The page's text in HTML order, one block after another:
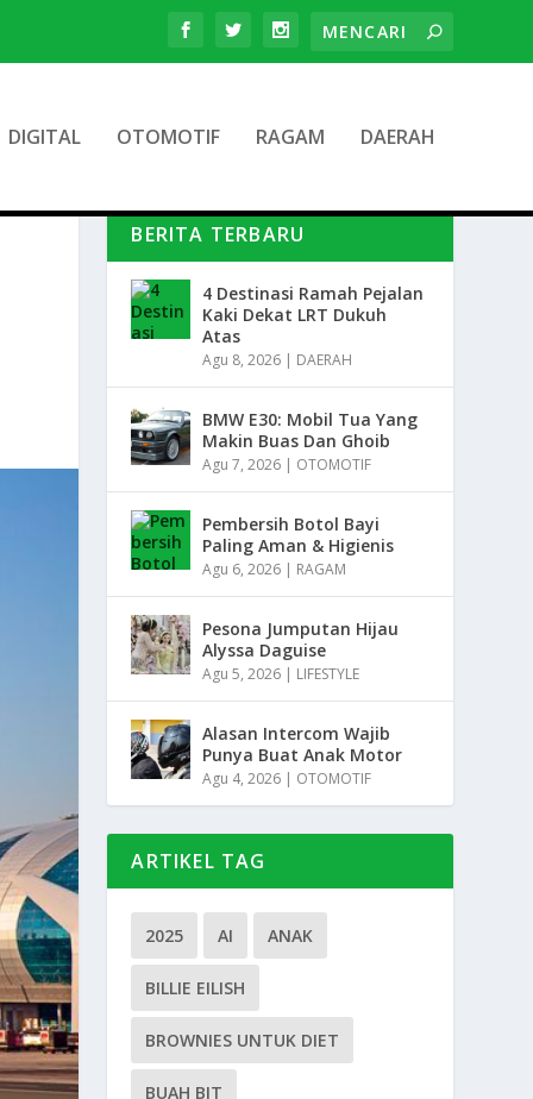
DIGITAL OTOMOTIF RAGAM DAERAH
BERITA TERBARU
4 Destinasi Ramah Pejalan
Kaki Dekat LRT Dukuh
Atas
Agu 8, 2026 | DAERAH
BMW E30: Mobil Tua Yang
Makin Buas Dan Ghoib
Agu 7, 2026 | OTOMOTIF
Pembersih Botol Bayi
Paling Aman & Higienis
Agu 6, 2026 | RAGAM
Pesona Jumputan Hijau
Alyssa Daguise
Agu 5, 2026 | LIFESTYLE
Alasan Intercom Wajib
Punya Buat Anak Motor
Agu 4, 2026 | OTOMOTIF
ARTIKEL TAG
2025 AI ANAK
BILLIE EILISH
BROWNIES UNTUK DIET
BUAH BIT